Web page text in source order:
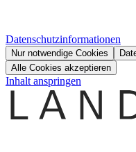
Datenschutzinformationen
Nur notwendige Cookies
Alle Cookies akzeptieren
Inhalt anspringen